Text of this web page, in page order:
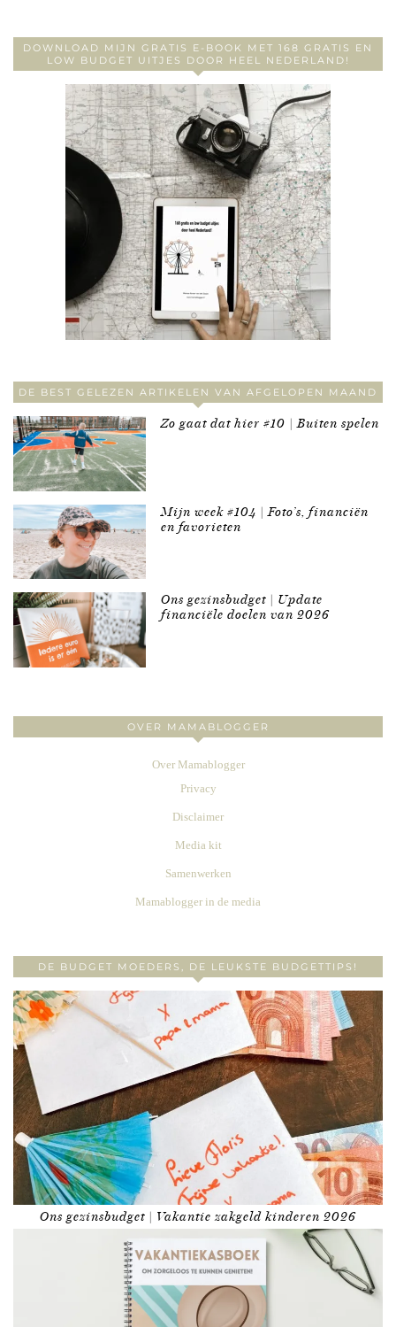
DOWNLOAD MIJN GRATIS E-BOOK MET 168 GRATIS EN
LOW BUDGET UITJES DOOR HEEL NEDERLAND!
DE BEST GELEZEN ARTIKELEN VAN AFGELOPEN MAAND
Zo gaat dat hier #10 | Buiten spelen
Mijn week #104 | Foto’s, financiën
en favorieten
Ons gezinsbudget | Update
financiële doelen van 2026
OVER MAMABLOGGER
Over Mamablogger
Privacy
Disclaimer
Media kit
Samenwerken
Mamablogger in de media
DE BUDGET MOEDERS, DE LEUKSTE BUDGETTIPS!
Ons gezinsbudget | Vakantie zakgeld kinderen 2026